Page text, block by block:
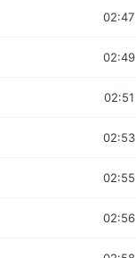
02:47
02:49
02:51
02:53
02:55
02:56